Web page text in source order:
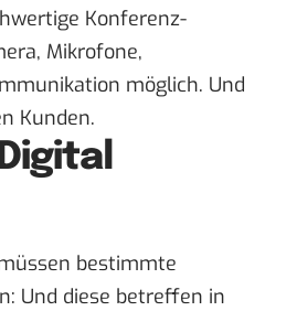
Konferenz-
Mikrofone,
möglich. Und
Kunden.
bestimmte
Und diese betreffen in